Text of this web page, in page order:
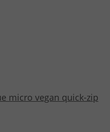
micro vegan quick-zip